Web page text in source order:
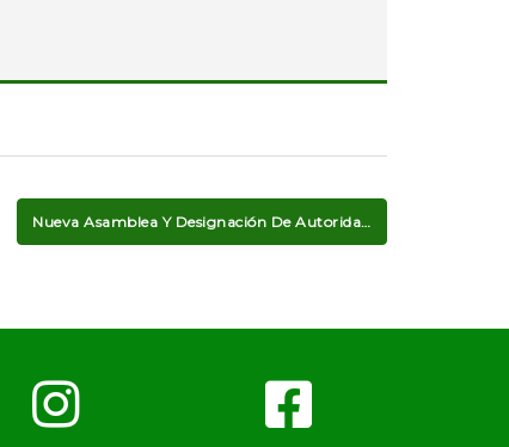
Nueva Asamblea Y Designación De Autoridades